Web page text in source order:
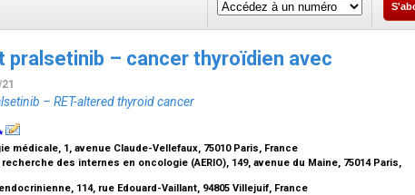
pralsetinib – cancer thyroïdien avec
– RET-altered thyroid cancer
médicale, 1, avenue Claude-Vellefaux, 75010 Paris, France
des internes en oncologie (AERIO), 149, avenue du Maine, 75014 Paris,
114, rue Edouard-Vaillant, 94805 Villejuif, France